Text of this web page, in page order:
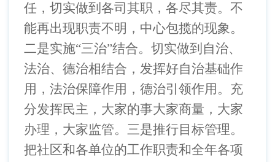
任，切实做到各司其职，各尽其责。不
能再出现职责不明，中心包揽的现象。
二是实施“三治”结合。切实做到自治、
法治、德治相结合，发挥好自治基础作
用，法治保障作用，德治引领作用。充
分发挥民主，大家的事大家商量，大家
办理，大家监管。三是推行目标管理。
把社区和各单位的工作职责和全年各项